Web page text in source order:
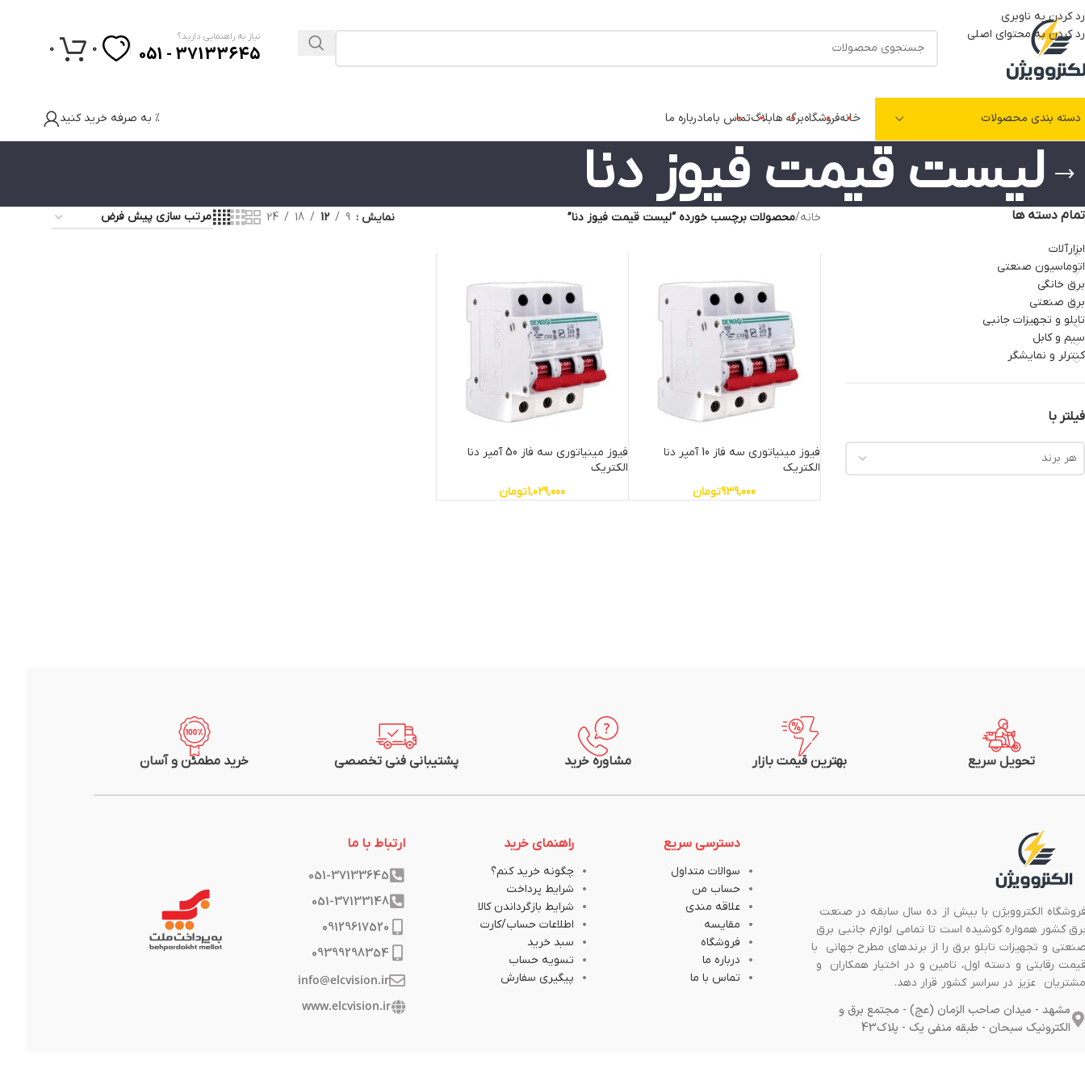
رد کردن به ناوبری
رد کردن به محتوای اصلی
نیاز به راهنمایی دارید؟
37133645 - 051
0
0
دسته بندی محصولات خانهفروشگاهبرگه هابلاگتماس بامادرباره ما % به صرفه خرید کنید
لیست قیمت فیوز دنا
تمام دسته ها
ابزارآلات
اتوماسیون صنعتی
برق خانگی
برق صنعتی
تابلو و تجهیزات جانبی
سیم و کابل
کنترلر و نمایشگر
فیلتر با
هر برند
خانه/محصولات برچسب خورده “لیست قیمت فیوز دنا” نمایش 9
12
18
24
فیوز مینیاتوری سه فاز 10 آمپر دنا
الکتریک
939,000تومان
فیوز مینیاتوری سه فاز 50 آمپر دنا
الکتریک
1,029,000تومان
تحویل سریع بهترین قیمت بازار مشاوره خرید پشتیبانی فنی تخصصی خرید مطمئن و آسان
الکتروویژن با بیش از ده سال سابقه در صنعت
کشور همواره کوشیده است تا تمامی لوازم جانبی برق
و تجهیزات تابلو برق را از برندهای مطرح جهانی با
رقابتی و دسته اول، تامین و در اختیار همکاران و
عزیز در سراسر کشور قرار دهد.
مشهد - میدان صاحب الزمان (عج) - مجتمع برق و
الکترونیک سبحان - طبقه منفی یک - پلاک43
دسترسی سریع
سوالات متداول
حساب من
علاقه مندی
مقایسه
فروشگاه
درباره ما
تماس با ما
راهنمای خرید
چگونه خرید کنم؟
شرایط پرداخت
شرایط بازگرداندن کالا
اطلاعات حساب/کارت
سبد خرید
تسویه حساب
پیگیری سفارش
ارتباط با ما
051-37133645
051-37133148
09129617520
09399298354
info@elcvision.ir
www.elcvision.ir